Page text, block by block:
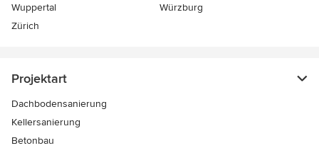
Wuppertal
Würzburg
Zürich
Projektart
Dachbodensanierung
Kellersanierung
Betonbau